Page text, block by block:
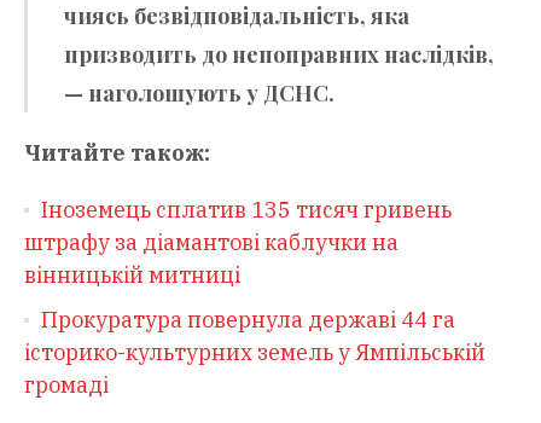
чиясь безвідповідальність, яка
призводить до непоправних наслідків,
— наголошують у ДСНС.
Читайте також:
Іноземець сплатив 135 тисяч гривень
штрафу за діамантові каблучки на
вінницькій митниці
Прокуратура повернула державі 44 га
історико-культурних земель у Ямпільській
громаді